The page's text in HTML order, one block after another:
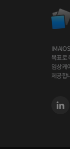
목표로
임상케
제공합